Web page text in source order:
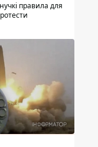
правила для